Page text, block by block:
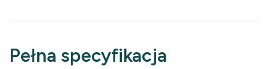
Pełna specyfikacja